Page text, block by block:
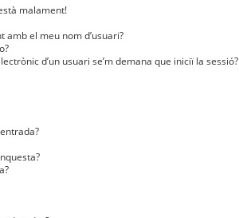
malament!
el meu nom d’usuari?
d’un usuari se’m demana que iniciï la sessió?